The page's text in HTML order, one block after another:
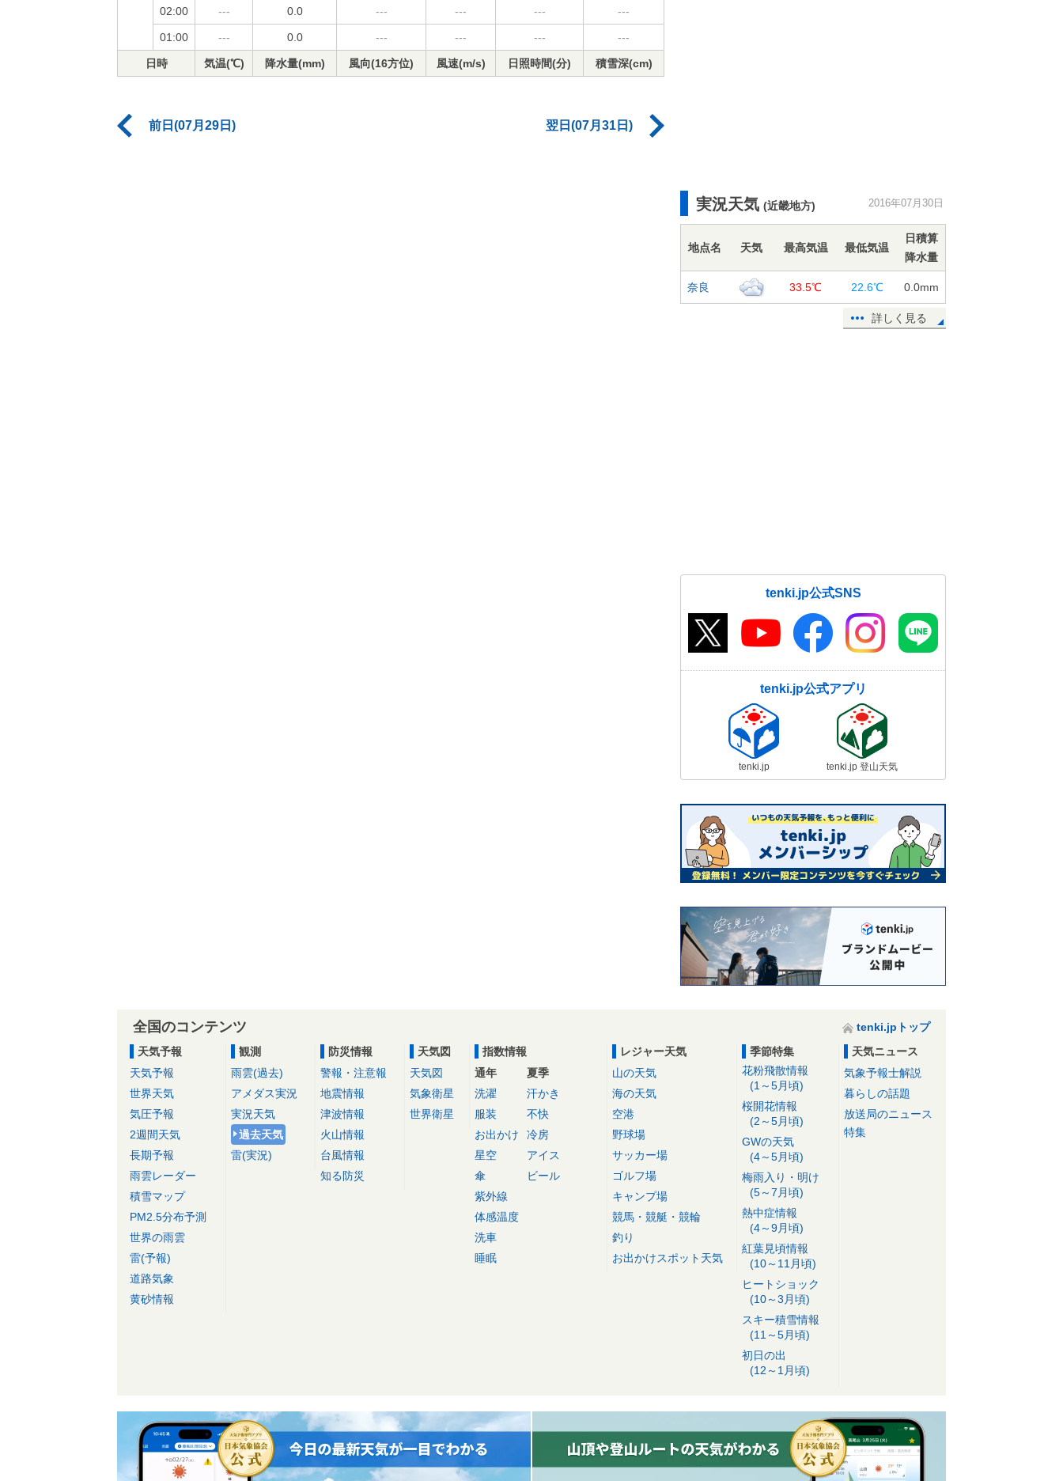
02:00 --- 0.0 --- --- --- ---
01:00 --- 0.0 --- --- --- ---
日時 気温(℃) 降水量(mm) 風向(16方位) 風速(m/s) 日照時間(分) 積雪深(cm)
前日(07月29日) 翌日(07月31日)
実況天気 (近畿地方) 2016年07月30日
地点名 天気 最高気温 最低気温
日積算
降水量
奈良 33.5℃ 22.6℃ 0.0mm
詳しく見る
tenki.jp公式SNS
tenki.jp公式アプリ
tenki.jp tenki.jp 登山天気
全国のコンテンツ
tenki.jpトップ
天気予報
天気予報
世界天気
気圧予報
2週間天気
長期予報
雨雲レーダー
積雪マップ
PM2.5分布予測
世界の雨雲
雷(予報)
道路気象
黄砂情報
観測
雨雲(過去)
アメダス実況
実況天気
過去天気
雷(実況)
防災情報
警報・注意報
地震情報
津波情報
火山情報
台風情報
知る防災
天気図
天気図
気象衛星
世界衛星
指数情報
通年
洗濯
服装
お出かけ
星空
傘
紫外線
体感温度
洗車
睡眠
夏季
汗かき
不快
冷房
アイス
ビール
レジャー天気
山の天気
海の天気
空港
野球場
サッカー場
ゴルフ場
キャンプ場
競馬・競艇・競輪
釣り
お出かけスポット天気
季節特集
花粉飛散情報
(1～5月頃)
桜開花情報
(2～5月頃)
GWの天気
(4～5月頃)
梅雨入り・明け
(5～7月頃)
熱中症情報
(4～9月頃)
紅葉見頃情報
(10～11月頃)
ヒートショック
(10～3月頃)
スキー積雪情報
(11～5月頃)
初日の出
(12～1月頃)
天気ニュース
気象予報士解説
暮らしの話題
放送局のニュース
特集